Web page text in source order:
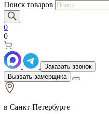
Поиск товаров
0
0
Заказать звонок
Вызвать замерщика
в Санкт-Петербурге